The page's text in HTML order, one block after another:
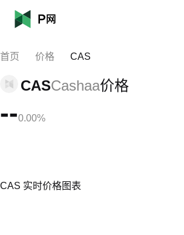
首页 价格 CAS
CASCashaa价格
--0.00%
CAS 实时价格图表